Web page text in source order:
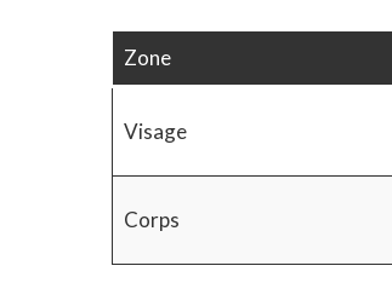
Zone
Visage
Corps